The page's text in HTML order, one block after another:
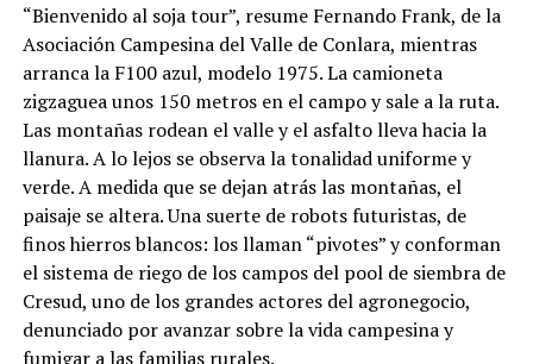
“Bienvenido al soja tour”, resume Fernando Frank, de la
Asociación Campesina del Valle de Conlara, mientras
arranca la F100 azul, modelo 1975. La camioneta
zigzaguea unos 150 metros en el campo y sale a la ruta.
Las montañas rodean el valle y el asfalto lleva hacia la
llanura. A lo lejos se observa la tonalidad uniforme y
verde. A medida que se dejan atrás las montañas, el
paisaje se altera. Una suerte de robots futuristas, de
finos hierros blancos: los llaman “pivotes” y conforman
el sistema de riego de los campos del pool de siembra de
Cresud, uno de los grandes actores del agronegocio,
denunciado por avanzar sobre la vida campesina y
fumigar a las familias rurales.